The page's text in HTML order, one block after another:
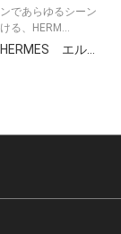
であらゆるシーン
る、HERM...